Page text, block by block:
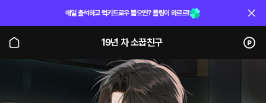
매일 출석하고 럭키드로우 뽑으면? 플링이 와르르!
19년 차 소꿉친구